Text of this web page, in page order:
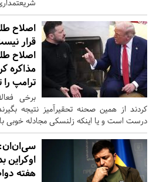
اصلاح
قرار
اصلاح
مذاکره
ترامپ
برخی
کردند از همین صحنه تحقیرآمیز نتیجه
درست است و یا اینکه زلنسکی مجادله خوبی
سی‌ان‌ان:
اوکراین
هفته